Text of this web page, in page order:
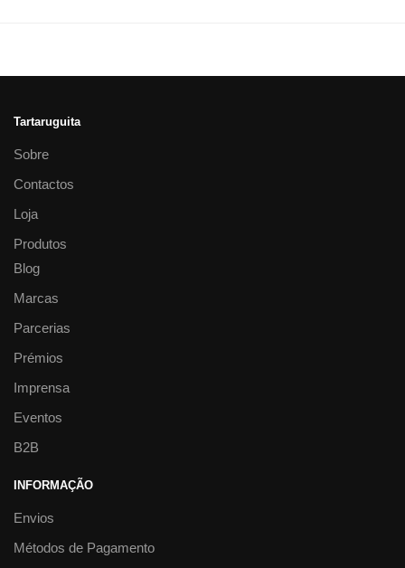
Tartaruguita
Sobre
Contactos
Loja
Produtos
Blog
Marcas
Parcerias
Prémios
Imprensa
Eventos
B2B
INFORMAÇÃO
Envios
Métodos de Pagamento